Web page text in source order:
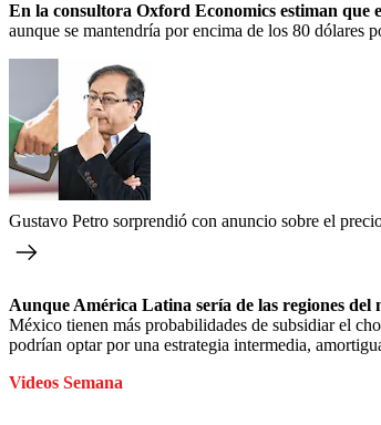
En la consultora Oxford Economics estiman
aunque se mantendría por encima de los 80 dólares
Gustavo Petro sorprendió con anuncio sobre el
Aunque América Latina sería de las regiones del
México tienen más probabilidades de subsidiar el
podrían optar por una estrategia intermedia,
Videos Semana